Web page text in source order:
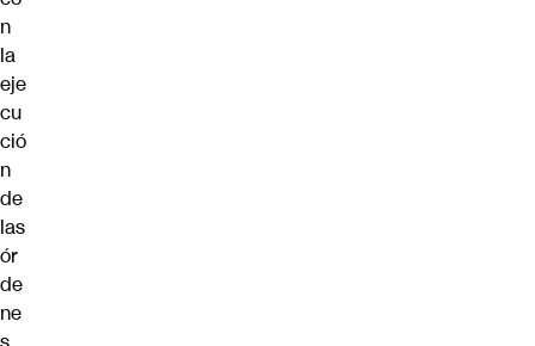
n
la
eje
cu
ció
n
de
las
ór
de
ne